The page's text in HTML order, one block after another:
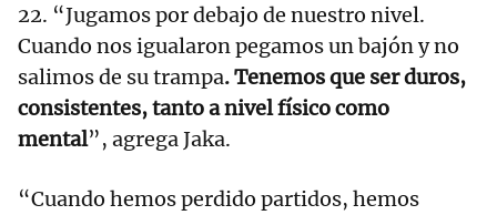
22. “Jugamos por debajo de nuestro nivel.
Cuando nos igualaron pegamos un bajón y no
salimos de su trampa. Tenemos que ser duros,
consistentes, tanto a nivel físico como
mental”, agrega Jaka.
“Cuando hemos perdido partidos, hemos